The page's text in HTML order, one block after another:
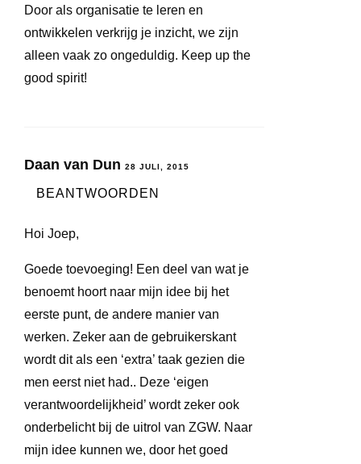
Door als organisatie te leren en
ontwikkelen verkrijg je inzicht, we zijn
alleen vaak zo ongeduldig. Keep up the
good spirit!
Daan van Dun 28 JULI, 2015
BEANTWOORDEN
Hoi Joep,
Goede toevoeging! Een deel van wat je
benoemt hoort naar mijn idee bij het
eerste punt, de andere manier van
werken. Zeker aan de gebruikerskant
wordt dit als een ‘extra’ taak gezien die
men eerst niet had.. Deze ‘eigen
verantwoordelijkheid’ wordt zeker ook
onderbelicht bij de uitrol van ZGW. Naar
mijn idee kunnen we, door het goed